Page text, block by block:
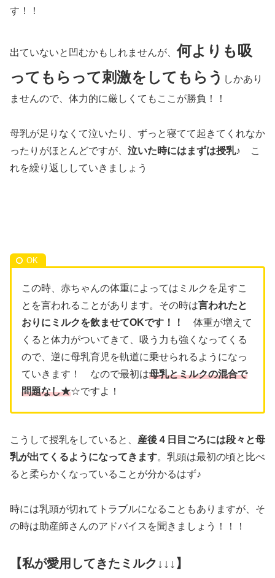
す！！
出ていないと凹むかもしれませんが、何よりも吸
ってもらって刺激をしてもらう しかあり
ませんので、体力的に厳しくてもここが勝負！！
母乳が足りなくて泣いたり、ずっと寝てて起きてくれなか
ったりがほとんどですが、 泣いた時にはまずは授乳♪ こ
れを繰り返ししていきましょう
この時、赤ちゃんの体重によってはミルクを足すこ
とを言われることがあります。その時は言われたと
おりにミルクを飲ませてOKです！！ 体重が増えて
くると体力がついてきて、吸う力も強くなってくる
ので、逆に母乳育児を軌道に乗せられるようになっ
ていきます！ なので最初は母乳とミルクの混合で
問題なし★☆ですよ！
こうして授乳をしていると、 産後４日目ごろには段々と母
乳が出てくるようになってきます。乳頭は最初の頃と比べ
ると柔らかくなっていることが分かるはず♪
時には乳頭が切れてトラブルになることもありますが、そ
の時は助産師さんのアドバイスを聞きましょう！！！
【私が愛用してきたミルク↓↓↓】